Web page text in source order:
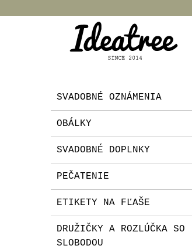
SVADOBNÉ OZNÁMENIA
OBÁLKY
SVADOBNÉ DOPLNKY
PEČATENIE
ETIKETY NA FĽAŠE
DRUŽIČKY A ROZLÚČKA SO
SLOBODOU